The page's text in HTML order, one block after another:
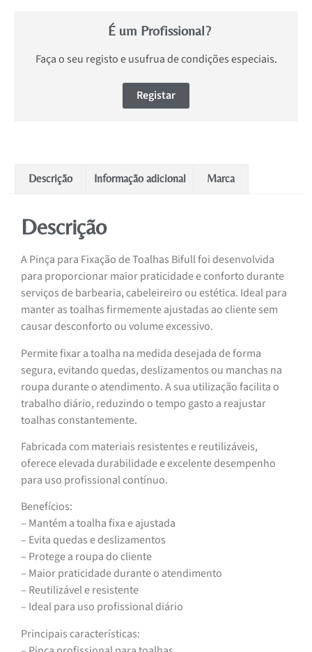
É um Profissional?
Faça o seu registo e usufrua de condições especiais.
Registar
Descrição Informação adicional Marca
Descrição
A Pinça para Fixação de Toalhas Bifull foi desenvolvida
para proporcionar maior praticidade e conforto durante
serviços de barbearia, cabeleireiro ou estética. Ideal para
manter as toalhas firmemente ajustadas ao cliente sem
causar desconforto ou volume excessivo.
Permite fixar a toalha na medida desejada de forma
segura, evitando quedas, deslizamentos ou manchas na
roupa durante o atendimento. A sua utilização facilita o
trabalho diário, reduzindo o tempo gasto a reajustar
toalhas constantemente.
Fabricada com materiais resistentes e reutilizáveis,
oferece elevada durabilidade e excelente desempenho
para uso profissional contínuo.
Benefícios:
– Mantém a toalha fixa e ajustada
– Evita quedas e deslizamentos
– Protege a roupa do cliente
– Maior praticidade durante o atendimento
– Reutilizável e resistente
– Ideal para uso profissional diário
Principais características: